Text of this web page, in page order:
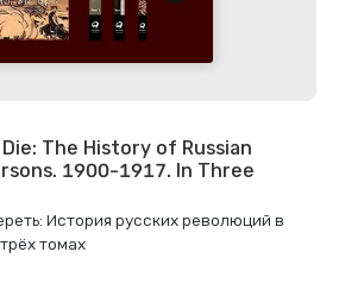
The History of Russian
1900-1917. In Three
История русских революций в
томах